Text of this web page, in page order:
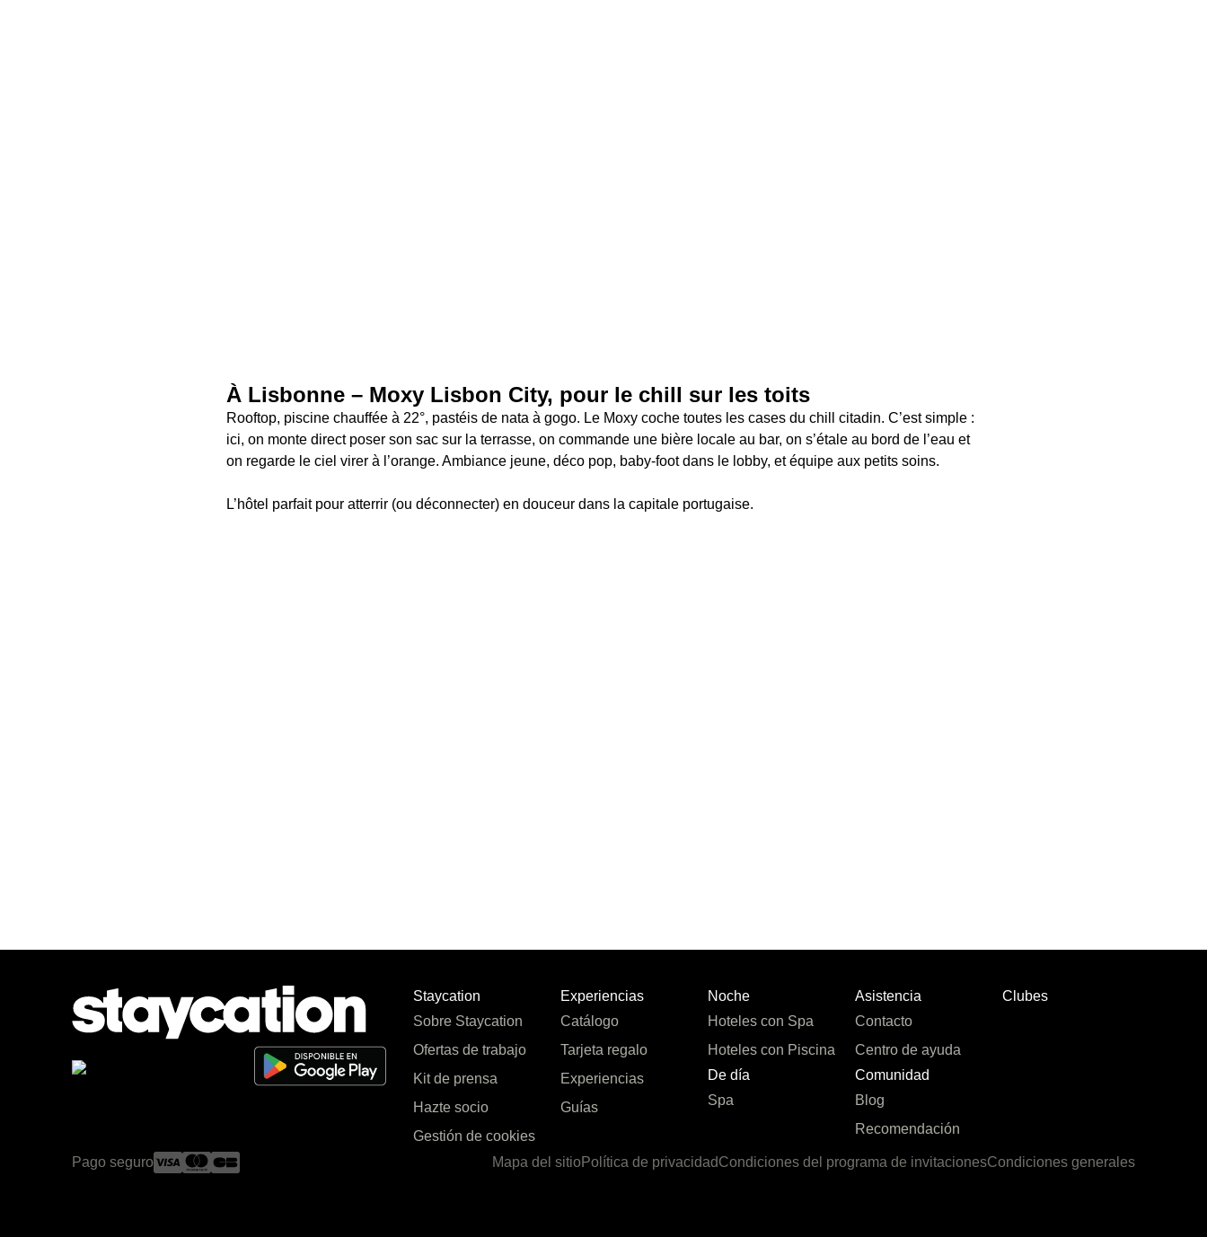
À Lisbonne – Moxy Lisbon City, pour le chill sur les toits
Rooftop, piscine chauffée à 22°, pastéis de nata à gogo. Le Moxy coche toutes les cases du chill citadin. C’est simple :
ici, on monte direct poser son sac sur la terrasse, on commande une bière locale au bar, on s’étale au bord de l’eau et
on regarde le ciel virer à l’orange. Ambiance jeune, déco pop, baby-foot dans le lobby, et équipe aux petits soins.
L’hôtel parfait pour atterrir (ou déconnecter) en douceur dans la capitale portugaise.
Staycation
Sobre Staycation
Ofertas de trabajo
Kit de prensa
Hazte socio
Gestión de cookies
Experiencias
Catálogo
Tarjeta regalo
Experiencias
Guías
Noche
Hoteles con Spa
Hoteles con Piscina
De día
Spa
Asistencia
Contacto
Centro de ayuda
Comunidad
Blog
Recomendación
Clubes
Pago seguro Mapa del sitioPolítica de privacidadCondiciones del programa de invitacionesCondiciones generales